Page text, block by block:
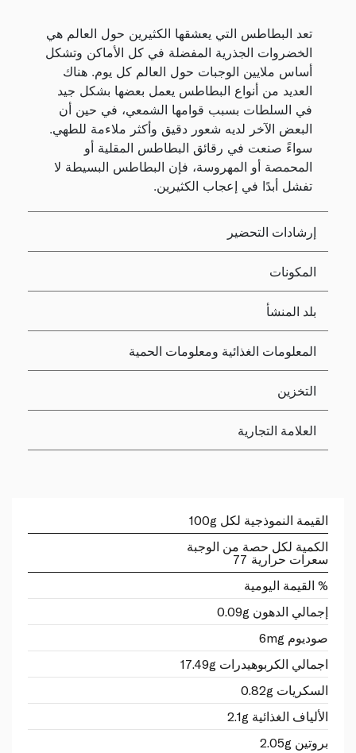
تعد البطاطس التي يعشقها الكثيرين حول العالم هي
الخضروات الجذرية المفضلة في كل الأماكن وتشكل
أساس ملايين الوجبات حول العالم كل يوم. هناك
العديد من أنواع البطاطس يعمل بعضها بشكل جيد
في السلطات بسبب قوامها الشمعي، في حين أن
البعض الآخر لديه شعور دقيق وأكثر ملاءمة للطهي.
سواءً صنعت في رقائق البطاطس المقلية أو
المحمصة أو المهروسة، فإن البطاطس البسيطة لا
تفشل أبدًا في إعجاب الكثيرين.
إرشادات التحضير
المكونات
بلد المنشأ
المعلومات الغذائية ومعلومات الحمية
التخزين
العلامة التجارية
القيمة النموذجية لكل 100g
الكمية لكل حصة من الوجبة
سعرات حرارية 77
% القيمة اليومية
إجمالي الدهون 0.09g
صوديوم 6mg
اجمالي الكربوهيدرات 17.49g
السكريات 0.82g
الألياف الغذائية 2.1g
بروتين 2.05g